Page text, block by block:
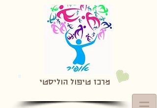
מרכז טיפול הוליסטי